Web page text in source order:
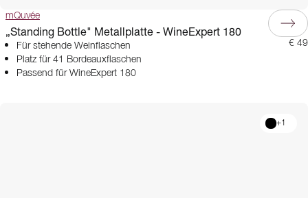
mQuvée
„Standing Bottle" Metallplatte - WineExpert 180
Für stehende Weinflaschen
Platz für 41 Bordeauxflaschen
Passend für WineExpert 180
€ 49
+1